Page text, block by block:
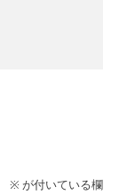
※ が付いている欄